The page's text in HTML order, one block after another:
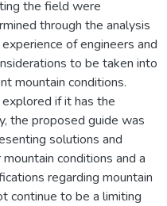
the field were
through the analysis
of engineers and
to be taken into
mountain conditions.
if it has the
the proposed guide was
solutions and
conditions and a
regarding mountain
continue to be a limiting